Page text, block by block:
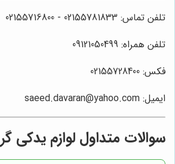
تلفن تماس: 02155781833 - 02155716800
تلفن همراه: 09121050499
فکس: 02155728400
ایمیل: saeed.davaran@yahoo.com
سوالات متداول لوازم یدکی